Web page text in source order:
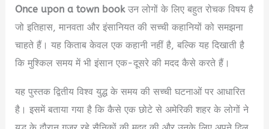
Once upon a town bookउन लोगों के लिए बहुत रोचक विषय है
जो इतिहास, मानवता और इंसानियत की सच्ची कहानियों को समझना
चाहते हैं। यह किताब केवल एक कहानी नहीं है, बल्कि यह दिखाती है
कि मुश्किल समय में भी इंसान एक-दूसरे की मदद कैसे करते हैं।
यह पुस्तक द्वितीय विश्व युद्ध के समय की सच्ची घटनाओं पर आधारित
है। इसमें बताया गया है कि कैसे एक छोटे से अमेरिकी शहर के लोगों ने